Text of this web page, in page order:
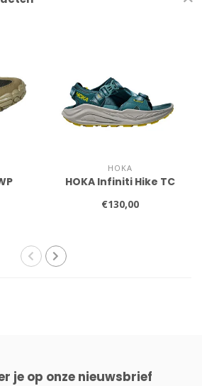
HOKA
HOKA Infiniti Hike TC
€130,00
je op onze nieuwsbrief